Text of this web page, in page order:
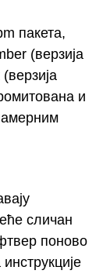
пакета,
(верзија
и
сличан
поново